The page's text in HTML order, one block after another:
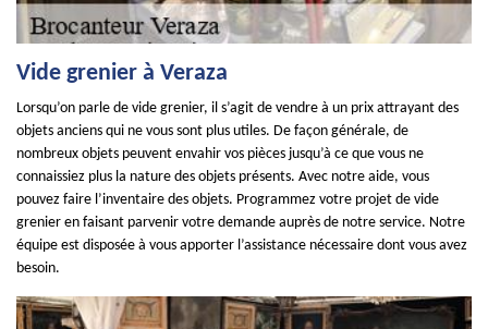
Vide grenier à Veraza
Lorsqu’on parle de vide grenier, il s’agit de vendre à un prix attrayant des
objets anciens qui ne vous sont plus utiles. De façon générale, de
nombreux objets peuvent envahir vos pièces jusqu’à ce que vous ne
connaissiez plus la nature des objets présents. Avec notre aide, vous
pouvez faire l’inventaire des objets. Programmez votre projet de vide
grenier en faisant parvenir votre demande auprès de notre service. Notre
équipe est disposée à vous apporter l’assistance nécessaire dont vous avez
besoin.